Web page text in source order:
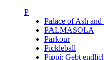
P
Palace of Ash and
PALMASOLA
Parkour
Pickleball
Pippi: Gebt